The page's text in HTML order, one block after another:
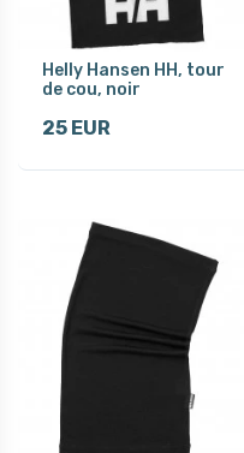
Helly Hansen HH, tour
de cou, noir
25 EUR